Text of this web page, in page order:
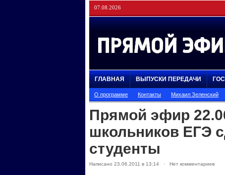
07.08.2026
ГЛАВНАЯ ВЫПУСКИ ПЕРЕДАЧИ
О программе Контакты Михаил Зеленский
Прямой эфир
школьников ЕГЭ
студенты
Написано 23.06.2011 в 13:14 · Нет комментариев